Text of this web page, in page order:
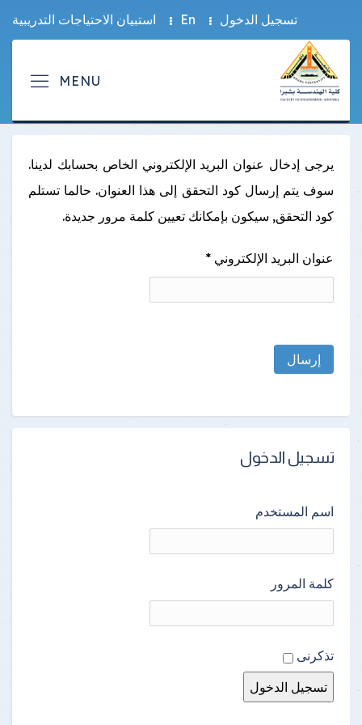
تسجيل الدخول En استبيان الاحتياجات التدريبية
يرجى إدخال عنوان البريد الإلكتروني الخاص بحسابك لدينا.
سوف يتم إرسال كود التحقق إلى هذا العنوان. حالما تستلم
كود التحقق, سيكون بإمكانك تعيين كلمة مرور جديدة.
عنوان البريد الإلكتروني *
إرسال
تسجيل الدخول
اسم المستخدم
كلمة المرور
تذكرنى